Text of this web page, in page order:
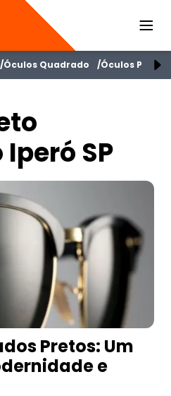
Óculos Quadrado Óculos Preto
SP
Pretos: Um
e